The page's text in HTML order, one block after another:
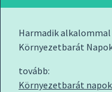
Harmadik alkalommal
Környezetbarát
tovább:
Környezetbarát